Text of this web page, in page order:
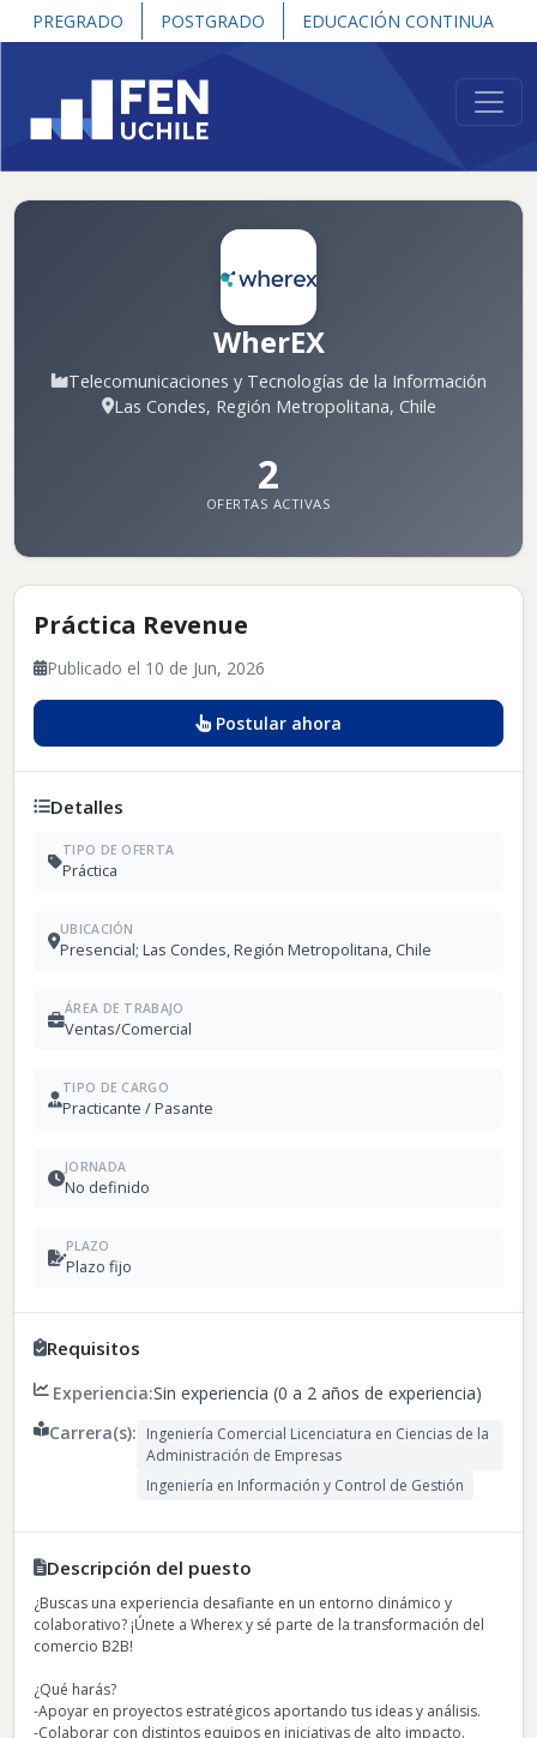
PREGRADO POSTGRADO EDUCACIÓN CONTINUA
WherEX
Telecomunicaciones y Tecnologías de la Información
Las Condes, Región Metropolitana, Chile
2
OFERTAS ACTIVAS
Práctica Revenue
Publicado el 10 de Jun, 2026
Postular ahora
Detalles
TIPO DE OFERTA
Práctica
UBICACIÓN
Presencial; Las Condes, Región Metropolitana, Chile
ÁREA DE TRABAJO
Ventas/Comercial
TIPO DE CARGO
Practicante / Pasante
JORNADA
No definido
PLAZO
Plazo fijo
Requisitos
Experiencia:Sin experiencia (0 a 2 años de experiencia)
Carrera(s): Ingeniería Comercial Licenciatura en Ciencias de la
Administración de Empresas
Ingeniería en Información y Control de Gestión
Descripción del puesto
¿Buscas una experiencia desafiante en un entorno dinámico y
colaborativo? ¡Únete a Wherex y sé parte de la transformación del
comercio B2B!
¿Qué harás?
-Apoyar en proyectos estratégicos aportando tus ideas y análisis.
-Colaborar con distintos equipos en iniciativas de alto impacto.